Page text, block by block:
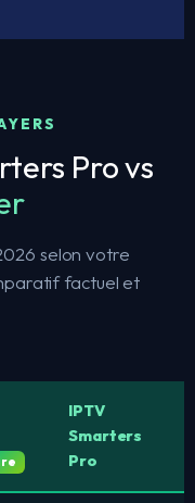
Pro vs
selon votre
factuel et
IPTV
Smarters
Pro